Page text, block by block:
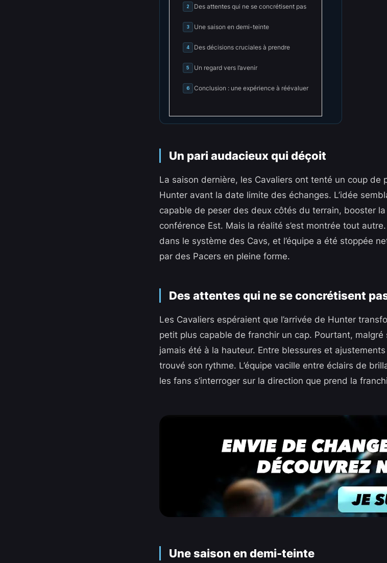
2 Des attentes qui ne se concrétisent pas
3 Une saison en demi-teinte
4 Des décisions cruciales à prendre
5 Un regard vers l’avenir
6 Conclusion : une expérience à réévaluer
Un pari audacieux qui déçoit
La saison dernière, les Cavaliers ont tenté un coup de
Hunter avant la date limite des échanges. L’idée
capable de peser des deux côtés du terrain, booster
conférence Est. Mais la réalité s’est montrée tout
dans le système des Cavs, et l’équipe a été stoppée
par des Pacers en pleine forme.
Des attentes qui ne se concrétisent
Les Cavaliers espéraient que l’arrivée de Hunter
petit plus capable de franchir un cap. Pourtant, malgré
jamais été à la hauteur. Entre blessures et
trouvé son rythme. L’équipe vacille entre éclairs de
les fans s’interroger sur la direction que prend la
Une saison en demi-teinte